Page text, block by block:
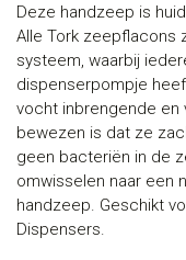
Deze handzeep is
Alle Tork zeepflacons
systeem, waarbij
dispenserpompje
vocht inbrengende en
bewezen is dat ze
geen bacteriën in de
omwisselen naar een
handzeep. Geschikt
Dispensers.